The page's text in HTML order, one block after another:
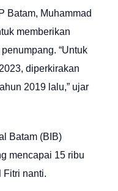
Batam, Muhammad
memberikan
“Untuk
diperkirakan
2019 lalu,” ujar
Batam (BIB)
mencapai 15 ribu
Fitri nanti.